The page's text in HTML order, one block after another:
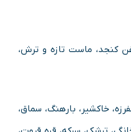
کنجد، ماست تازه و ترش،
خاکشیر، بارهنگ، سماق،